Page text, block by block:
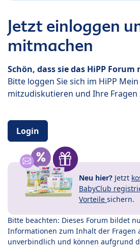
Jetzt einloggen
mitmachen
Schön, dass sie das HiPP
Bitte loggen Sie sich im HiPP
mitzudiskutieren und Ihre Fragen
Login
Neu hier? Jetzt
BabyClub
Vorteile sichern.
Bitte beachten: Dieses Forum bildet
Informationen zum Inhalt der Fragen
unverbindlich und können aufgrund